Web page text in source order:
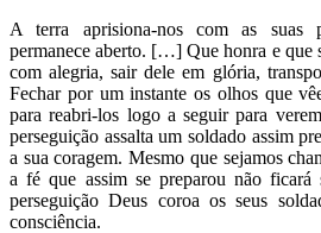
A terra aprisiona-nos com as suas
permanece aberto. […] Que honra e que
com alegria, sair dele em glória,
Fechar por um instante os olhos que
para reabri-los logo a seguir para
perseguição assalta um soldado assim
a sua coragem. Mesmo que sejamos
a fé que assim se preparou não
perseguição Deus coroa os seus
consciência.